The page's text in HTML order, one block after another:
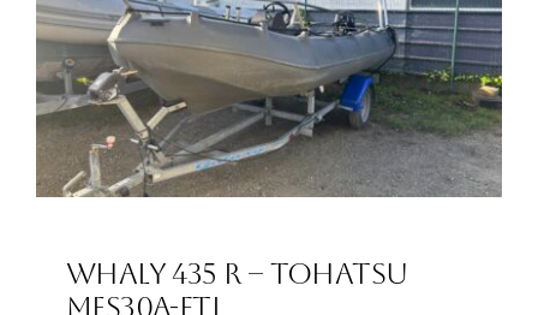
WHALY 435 R – TOHATSU
MFS30A-ETL